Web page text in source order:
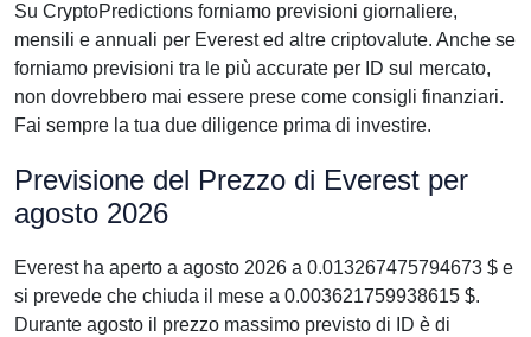
Su CryptoPredictions forniamo previsioni giornaliere,
mensili e annuali per Everest ed altre criptovalute. Anche se
forniamo previsioni tra le più accurate per ID sul mercato,
non dovrebbero mai essere prese come consigli finanziari.
Fai sempre la tua due diligence prima di investire.
Previsione del Prezzo di Everest per
agosto 2026
Everest ha aperto a agosto 2026 a 0.013267475794673 $ e
si prevede che chiuda il mese a 0.003621759938615 $.
Durante agosto il prezzo massimo previsto di ID è di